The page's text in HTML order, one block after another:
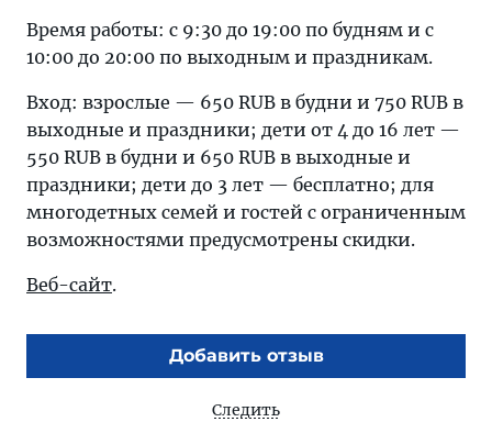
Время работы: с 9:30 до 19:00 по будням и с
10:00 до 20:00 по выходным и праздникам.
Вход: взрослые — 650 RUB в будни и 750 RUB в
выходные и праздники; дети от 4 до 16 лет —
550 RUB в будни и 650 RUB в выходные и
праздники; дети до 3 лет — бесплатно; для
многодетных семей и гостей с ограниченным
возможностями предусмотрены скидки.
Веб-сайт.
Добавить отзыв
Следить